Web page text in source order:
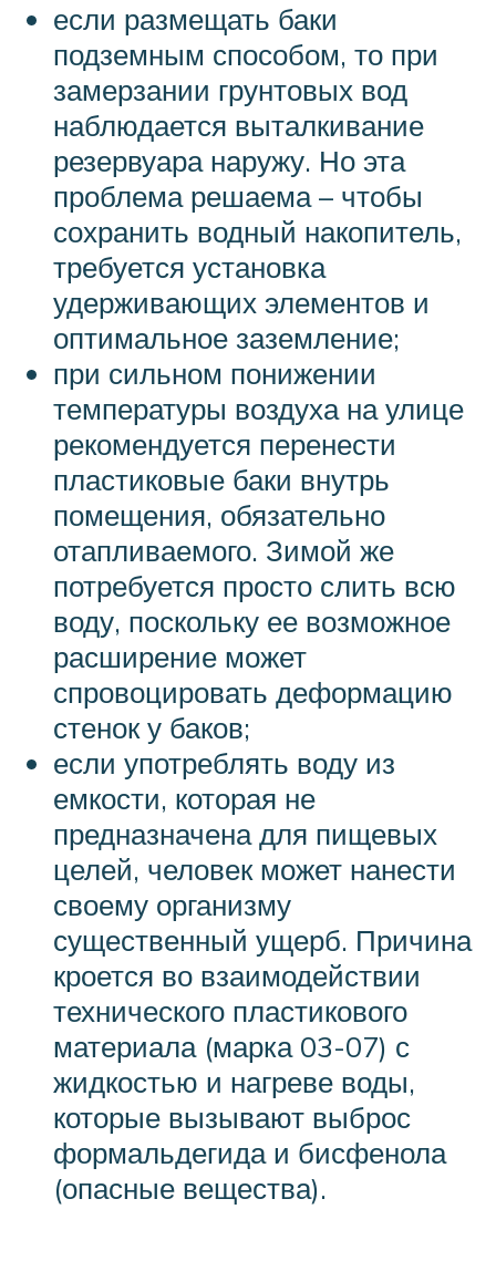
если размещать баки
подземным способом, то при
замерзании грунтовых вод
наблюдается выталкивание
резервуара наружу. Но эта
проблема решаема – чтобы
сохранить водный накопитель,
требуется установка
удерживающих элементов и
оптимальное заземление;
при сильном понижении
температуры воздуха на улице
рекомендуется перенести
пластиковые баки внутрь
помещения, обязательно
отапливаемого. Зимой же
потребуется просто слить всю
воду, поскольку ее возможное
расширение может
спровоцировать деформацию
стенок у баков;
если употреблять воду из
емкости, которая не
предназначена для пищевых
целей, человек может нанести
своему организму
существенный ущерб. Причина
кроется во взаимодействии
технического пластикового
материала (марка 03-07) с
жидкостью и нагреве воды,
которые вызывают выброс
формальдегида и бисфенола
(опасные вещества).